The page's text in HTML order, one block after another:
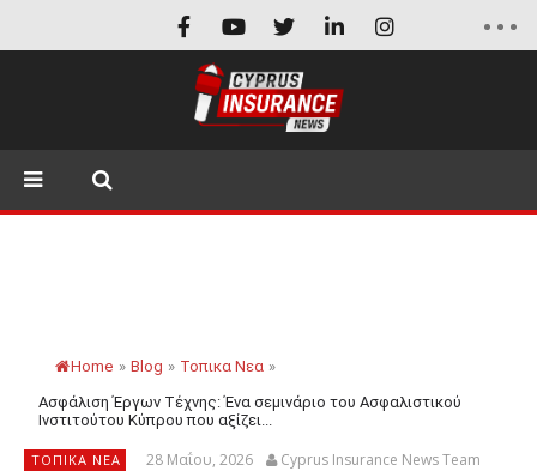
Home » Blog » Τοπικα Νεα »
Ασφάλιση Έργων Τέχνης: Ένα σεμινάριο του Ασφαλιστικού
Ινστιτούτου Κύπρου που αξίζει...
ΤΟΠΙΚΑ ΝΕΑ 28 Μαΐου, 2026 Cyprus Insurance News Team